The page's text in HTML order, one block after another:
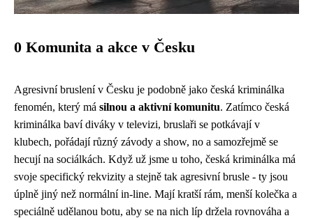
0 Komunita a akce v Česku
Agresivní bruslení v Česku je podobně jako česká kriminálka
fenomén, který má silnou a aktivní komunitu. Zatímco česká
kriminálka baví diváky v televizi, bruslaři se potkávají v
klubech, pořádají různý závody a show, no a samozřejmě se
hecují na sociálkách. Když už jsme u toho, česká kriminálka má
svoje specifický rekvizity a stejně tak agresivní brusle - ty jsou
úplně jiný než normální in-line. Mají kratší rám, menší kolečka a
speciálně udělanou botu, aby se na nich líp držela rovnováha a